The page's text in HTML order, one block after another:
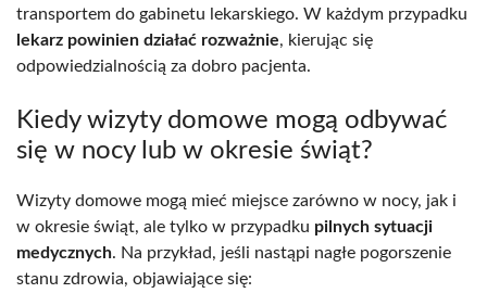
transportem do gabinetu lekarskiego. W każdym przypadku
lekarz powinien działać rozważnie, kierując się
odpowiedzialnością za dobro pacjenta.
Kiedy wizyty domowe mogą odbywać
się w nocy lub w okresie świąt?
Wizyty domowe mogą mieć miejsce zarówno w nocy, jak i
w okresie świąt, ale tylko w przypadku pilnych sytuacji
medycznych. Na przykład, jeśli nastąpi nagłe pogorszenie
stanu zdrowia, objawiające się: